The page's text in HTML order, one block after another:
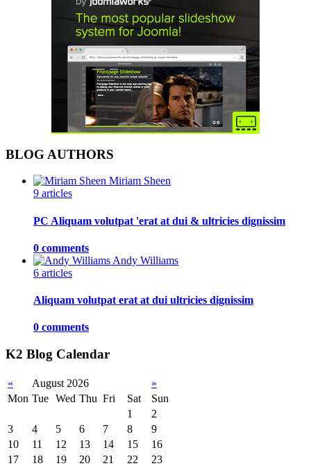
BLOG AUTHORS
Miriam Sheen
9 articles
PC Aliquam volutpat 'erat at dui & ultricies dignissim
0 comments
Andy Williams
6 articles
Aliquam volutpat erat at dui ultricies dignissim
0 comments
K2 Blog Calendar
« August 2026
»
Mon Tue Wed Thu Fri Sat
Sun
1
2
3
4 5 6 7 8
9
10
11 12 13 14 15
16
17
18 19 20 21 22
23